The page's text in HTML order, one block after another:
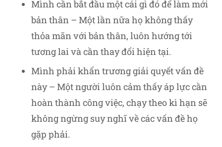
Mình cần bắt đầu một cái gì đó để làm mới
bản thân – Một lần nữa họ không thấy
thỏa mãn với bản thân, luôn hướng tới
tương lai và cần thay đổi hiện tại.
Mình phải khẩn trương giải quyết vấn đề
này – Một người luôn cảm thấy áp lực cần
hoàn thành công việc, chạy theo kì hạn sẽ
không ngừng suy nghĩ về các vấn đề họ
gặp phải.